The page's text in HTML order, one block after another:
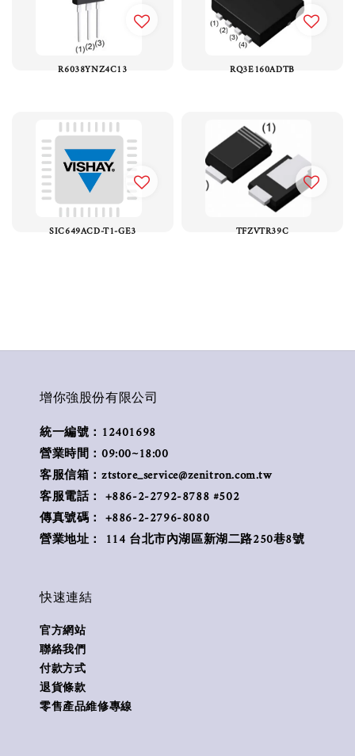
R6038YNZ4C13 RQ3E160ADTB
SIC649ACD-T1-GE3 TFZVTR39C
增你強股份有限公司
統一編號：12401698
營業時間：09:00~18:00
客服信箱：ztstore_service@zenitron.com.tw
客服電話： +886-2-2792-8788 #502
傳真號碼： +886-2-2796-8080
營業地址： 114 台北市內湖區新湖二路250巷8號
快速連結
官方網站
聯絡我們
付款方式
退貨條款
零售產品維修專線